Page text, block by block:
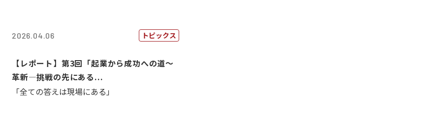
2026.04.06 トピックス
【レポート】第3回「起業から成功への道～
革新―挑戦の先にある...
「全ての答えは現場にある」